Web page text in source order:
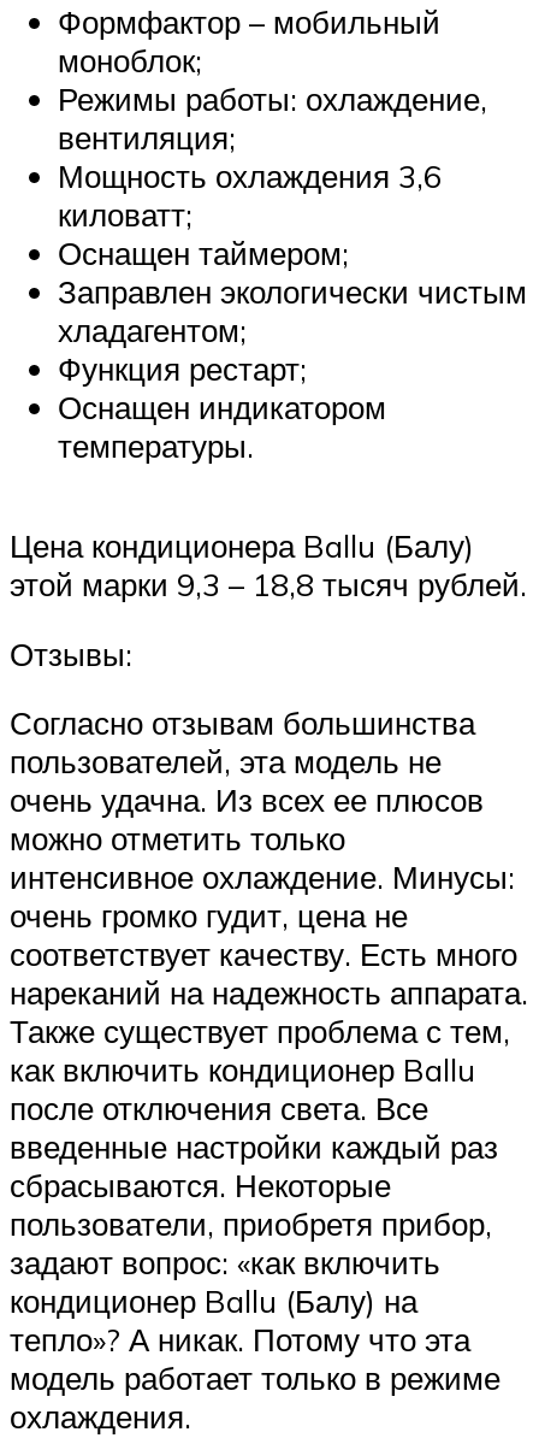
Формфактор – мобильный
моноблок;
Режимы работы: охлаждение,
вентиляция;
Мощность охлаждения 3,6
киловатт;
Оснащен таймером;
Заправлен экологически чистым
хладагентом;
Функция рестарт;
Оснащен индикатором
температуры.
Цена кондиционера Ballu (Балу)
этой марки 9,3 – 18,8 тысяч рублей.
Отзывы:
Согласно отзывам большинства
пользователей, эта модель не
очень удачна. Из всех ее плюсов
можно отметить только
интенсивное охлаждение. Минусы:
очень громко гудит, цена не
соответствует качеству. Есть много
нареканий на надежность аппарата.
Также существует проблема с тем,
как включить кондиционер Ballu
после отключения света. Все
введенные настройки каждый раз
сбрасываются. Некоторые
пользователи, приобретя прибор,
задают вопрос: «как включить
кондиционер Ballu (Балу) на
тепло»? А никак. Потому что эта
модель работает только в режиме
охлаждения.